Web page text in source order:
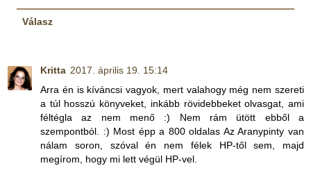
Válasz
Kritta 2017. április 19. 15:14
Arra én is kíváncsi vagyok, mert valahogy még nem szereti
a túl hosszú könyveket, inkább rövidebbeket olvasgat, ami
féltégla az nem menő :) Nem rám ütött ebből a
szempontból. :) Most épp a 800 oldalas Az Aranypinty van
nálam soron, szóval én nem félek HP-től sem, majd
megírom, hogy mi lett végül HP-vel.